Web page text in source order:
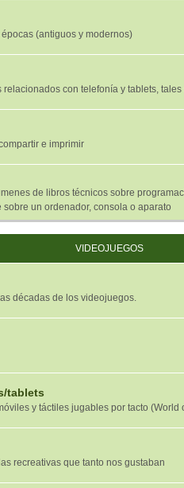
(antiguos y modernos)
con telefonía y tablets,
e imprimir
de libros técnicos sobre
un ordenador, consola o aparato
VIDEOJUEGOS
décadas de los videojuegos.
tablets
y táctiles jugables por tacto (World
recreativas que tanto nos gustaban